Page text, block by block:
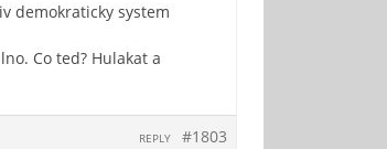
demokraticky system
Co ted? Hulakat a
#1803
REPLY